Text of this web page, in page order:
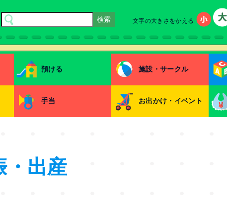
文字の大きさをかえる
預ける 施設・サークル
手当 お出かけ・イベント
・出産